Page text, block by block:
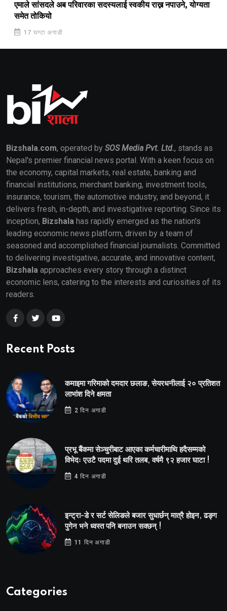
एमाले सांसदले अब परिवारका सदस्यलाई स्वकीय राख्न नपाउने, योग्यता
समेत तोकियो
17 घण्टा अगाडी
Bizshala.com, operated by SOS Media Pvt. Ltd., stands as
Nepal's premier financial news portal. With a keen focus on
the economy, capital markets, real estate, banking and
financial institutions, merchant banking, investment tools,
insurance, tourism, the automotive industry, and beyond, it
delivers fresh, in-depth, and investigative reporting. Since its
inception, Bizshala has rapidly emerged as the nation's
leading economic news platform, driven by a team of
seasoned and accomplished financial journalists. Committed
to delivering investigative, accurate, and innovative content,
Bizshala approaches every story through a distinct
economic lens, catering to the interests and curiosities of its
readers.
Recent Posts
कमाइमा गरिमाको दमदार छलाङ, सेयरधनीलाई २० प्रतिशत
लाभांश दिने क्षमता
2 दिन अगाडी
प्रभू बैंकमा सेञ्चुरीबाट आएका कर्मचारीमाथि हदैसम्मको
विभेदः एउटै पदमा दुई थरि तलब, वर्षमै ९२ हजार घाटा !
4 दिन अगाडी
इन्ट्रा-डे र सर्ट सेलिङले बजार सुधार्छन् मात्रै होइन, ढङ्ग
पुगेन भने ध्वस्त पनि बनाउन सक्छन् !
11 दिन अगाडी
Categories